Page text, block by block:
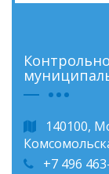
140100,
+7 496